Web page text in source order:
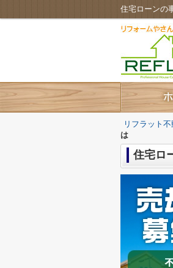
住宅ローンの
リフラット
は
住宅ロ